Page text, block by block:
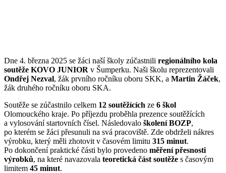
Dne 4. března 2025 se žáci naší školy zúčastnili regionálního kola
soutěže KOVO JUNIOR v Šumperku. Naši školu reprezentovali
Ondřej Nezval, žák prvního ročníku oboru SKK, a Martin Žáček,
žák druhého ročníku oboru SKA.
Soutěže se zúčastnilo celkem 12 soutěžících ze 6 škol
Olomouckého kraje. Po příjezdu proběhla prezence soutěžících
a vylosování startovních čísel. Následovalo školení BOZP,
po kterém se žáci přesunuli na svá pracoviště. Zde obdrželi nákres
výrobku, který měli zhotovit v časovém limitu 315 minut.
Po dokončení praktické části bylo provedeno měření přesnosti
výrobků, na které navazovala teoretická část soutěže s časovým
limitem 45 minut.